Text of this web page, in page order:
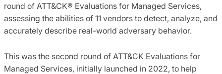
round of ATT&CK® Evaluations for Managed Services,
assessing the abilities of 11 vendors to detect, analyze, and
accurately describe real-world adversary behavior.
This was the second round of ATT&CK Evaluations for
Managed Services, initially launched in 2022, to help